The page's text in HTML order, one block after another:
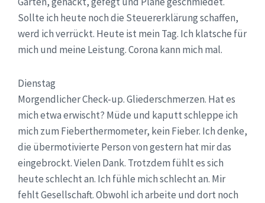
Sollte ich heute noch die Steuererklärung schaffen,
werd ich verrückt. Heute ist mein Tag. Ich klatsche für
mich und meine Leistung. Corona kann mich mal.
Dienstag
Morgendlicher Check-up. Gliederschmerzen. Hat es
mich etwa erwischt? Müde und kaputt schleppe ich
mich zum Fieberthermometer, kein Fieber. Ich denke,
die übermotivierte Person von gestern hat mir das
eingebrockt. Vielen Dank. Trotzdem fühlt es sich
heute schlecht an. Ich fühle mich schlecht an. Mir
fehlt Gesellschaft. Obwohl ich arbeite und dort noch